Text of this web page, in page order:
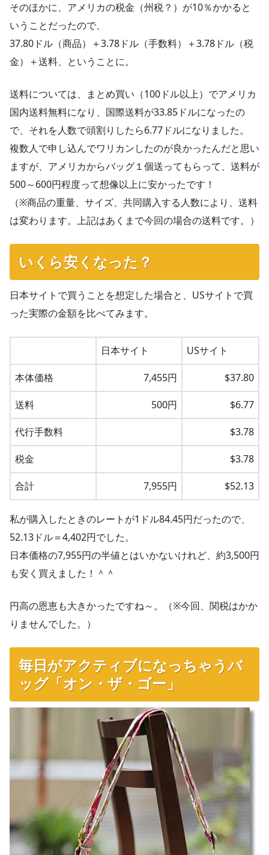
そのほかに、アメリカの税金（州税？）が10％かかると
いうことだったので、
37.80ドル（商品）＋3.78ドル（手数料）＋3.78ドル（税
金）＋送料、ということに。
送料については、まとめ買い（100ドル以上）でアメリカ
国内送料無料になり、国際送料が33.85ドルになったの
で、それを人数で頭割りしたら6.77ドルになりました。
複数人で申し込んでワリカンしたのが良かったんだと思い
ますが、アメリカからバッグ１個送ってもらって、送料が
500～600円程度って想像以上に安かったです！
（※商品の重量、サイズ、共同購入する人数により、送料
は変わります。上記はあくまで今回の場合の送料です。）
いくら安くなった？
日本サイトで買うことを想定した場合と、USサイトで買
った実際の金額を比べてみます。
日本サイト USサイト
本体価格 7,455円 $37.80
送料 500円 $6.77
代行手数料 $3.78
税金 $3.78
合計 7,955円 $52.13
私が購入したときのレートが1ドル84.45円だったので、
52.13ドル＝4,402円でした。
日本価格の7,955円の半値とはいかないけれど、約3,500円
も安く買えました！＾＾
円高の恩恵も大きかったですね～。（※今回、関税はかか
りませんでした。）
毎日がアクティブになっちゃうバ
ッグ「オン・ザ・ゴー」